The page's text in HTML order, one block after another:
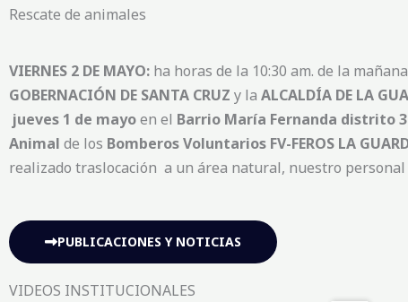
Rescate de animales
VIERNES 2 DE MAYO: ha horas de la 10:30 am. de la
GOBERNACIÓN DE SANTA CRUZ y la ALCALDÍA DE LA
jueves 1 de mayoen el Barrio María Fernanda distrito
Animal de los Bomberos Voluntarios FV-FEROS LA
realizado traslocación a un área natural, nuestro
PUBLICACIONES Y NOTICIAS
VIDEOS INSTITUCIONALES